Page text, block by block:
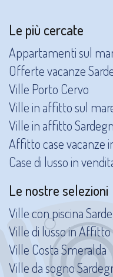
Le più cercate
Appartamenti sul
Offerte vacanze
Ville Porto Cervo
Ville in affitto sul
Ville in affitto
Affitto case vacanze
Case di lusso in
Le nostre selezioni
Ville con piscina
Ville di lusso in Affitto
Ville Costa Smeralda
Ville da sogno